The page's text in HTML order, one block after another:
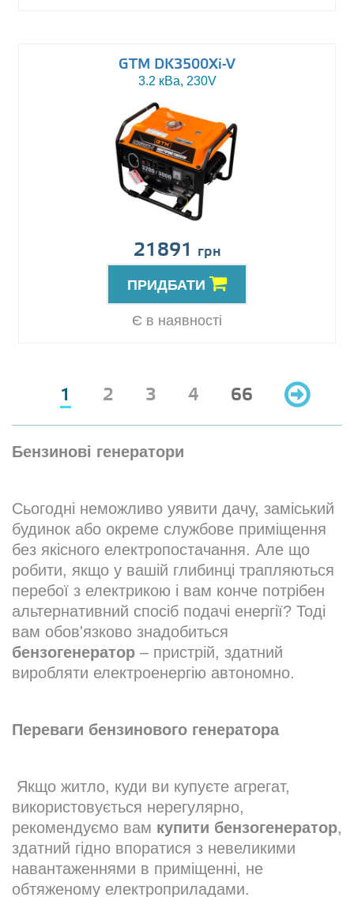
GTM DK3500Xi-V
3.2 кВа, 230V
21891 грн
ПРИДБАТИ
Є в наявності
1 2 3 4 66
Бензинові генератори
Сьогодні неможливо уявити дачу, заміський
будинок або окреме службове приміщення
без якісного електропостачання. Але що
робити, якщо у вашій глибинці трапляються
перебої з електрикою і вам конче потрібен
альтернативний спосіб подачі енергії? Тоді
вам обов'язково знадобиться
бензогенератор – пристрій, здатний
виробляти електроенергію автономно.
Переваги бензинового генератора
Якщо житло, куди ви купуєте агрегат,
використовується нерегулярно,
рекомендуємо вам купити бензогенератор,
здатний гідно впоратися з невеликими
навантаженнями в приміщенні, не
обтяженому електроприладами.